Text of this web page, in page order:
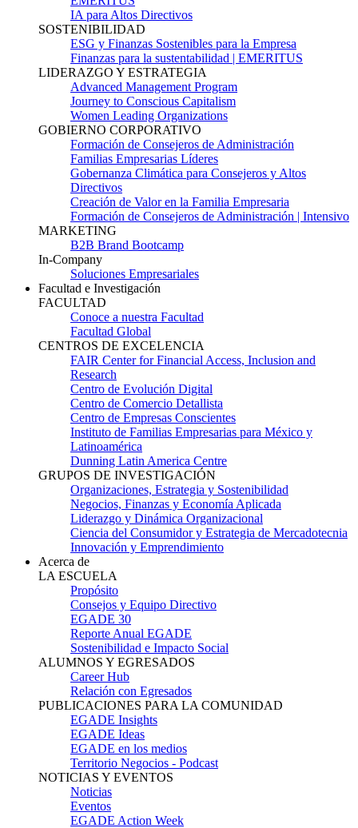
IA para Altos Directivos
SOSTENIBILIDAD
ESG y Finanzas Sostenibles para la Empresa
Finanzas para la sustentabilidad | EMERITUS
LIDERAZGO Y ESTRATEGIA
Advanced Management Program
Journey to Conscious Capitalism
Women Leading Organizations
GOBIERNO CORPORATIVO
Formación de Consejeros de Administración
Familias Empresarias Líderes
Gobernanza Climática para Consejeros y Altos
Directivos
Creación de Valor en la Familia Empresaria
Formación de Consejeros de Administración | Intensivo
MARKETING
B2B Brand Bootcamp
In-Company
Soluciones Empresariales
Facultad e Investigación
FACULTAD
Conoce a nuestra Facultad
Facultad Global
CENTROS DE EXCELENCIA
FAIR Center for Financial Access, Inclusion and
Research
Centro de Evolución Digital
Centro de Comercio Detallista
Centro de Empresas Conscientes
Instituto de Familias Empresarias para México y
Latinoamérica
Dunning Latin America Centre
GRUPOS DE INVESTIGACIÓN
Organizaciones, Estrategia y Sostenibilidad
Negocios, Finanzas y Economía Aplicada
Liderazgo y Dinámica Organizacional
Ciencia del Consumidor y Estrategia de Mercadotecnia
Innovación y Emprendimiento
Acerca de
LA ESCUELA
Propósito
Consejos y Equipo Directivo
EGADE 30
Reporte Anual EGADE
Sostenibilidad e Impacto Social
ALUMNOS Y EGRESADOS
Career Hub
Relación con Egresados
PUBLICACIONES PARA LA COMUNIDAD
EGADE Insights
EGADE Ideas
EGADE en los medios
Territorio Negocios - Podcast
NOTICIAS Y EVENTOS
Noticias
Eventos
EGADE Action Week